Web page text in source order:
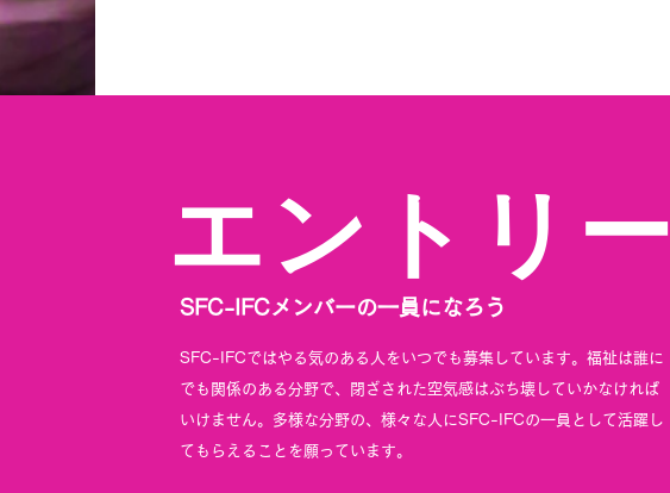
​エントリー
SFC-IFCメンバーの一員になろう
SFC-IFCではやる気のある人をいつでも募集しています。 福祉は誰に
でも関係のある分野で、閉ざされた空気感はぶち壊していかなければ
いけません。多様な分野の、様々な人にSFC-IFCの一員として活躍し
てもらえることを願っています。